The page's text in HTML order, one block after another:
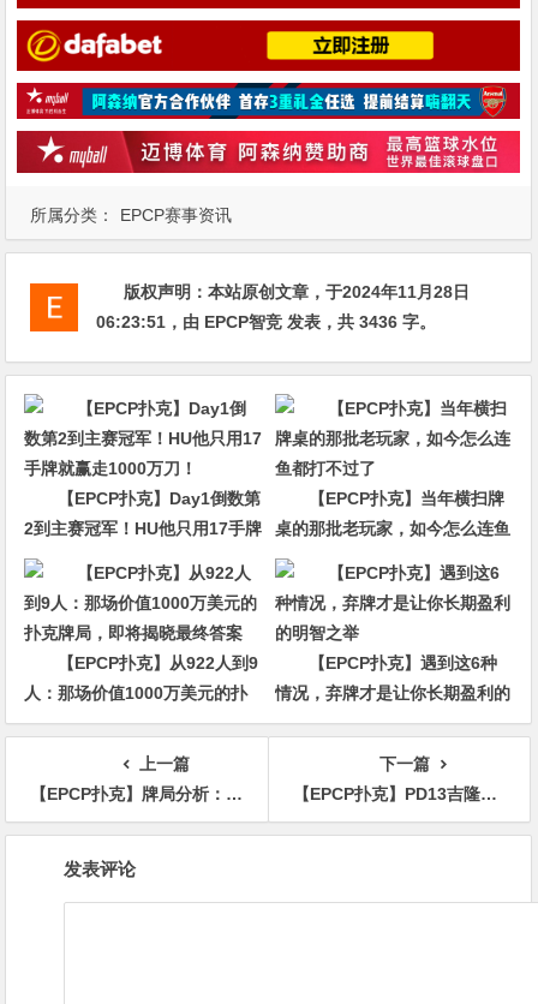
所属分类： EPCP赛事资讯
版权声明：本站原创文章，于2024年11月28日
06:23:51 ，由 EPCP智竞 发表，共 3436 字。
【EPCP扑克】Day1倒数第
2到主赛冠军！HU他只用17手牌
就赢走1000万刀！
【EPCP扑克】当年横扫牌
桌的那批老玩家，如今怎么连鱼
都打不过了
【EPCP扑克】从922人到9
人：那场价值1000万美元的扑
克牌局，即将揭晓最终答案
【EPCP扑克】遇到这6种
情况，弃牌才是让你长期盈利的
明智之举
上一篇
【EPCP扑克】牌局分析：简明扼要，one pair打limp鱼的流程
下一篇
【EPCP扑克】PD13吉隆坡站｜主赛最后16人中国选手占据一半席位，QQPK战队魏国梁、张阳成功晋级
发表评论